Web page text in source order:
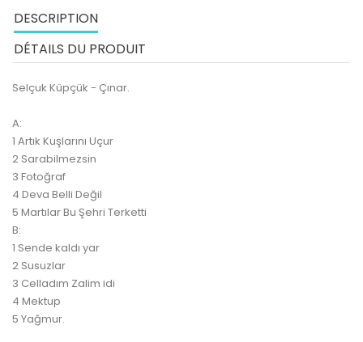
DESCRIPTION
DÉTAILS DU PRODUIT
Selçuk Küpçük - Çınar.
A:
1 Artık Kuşlarını Uçur
2 Sarabilmezsin
3 Fotoğraf
4 Deva Belli Değil
5 Martılar Bu Şehri Terketti
B:
1 Sende kaldı yar
2 Susuzlar
3 Celladım Zalim idi
4 Mektup
5 Yağmur.